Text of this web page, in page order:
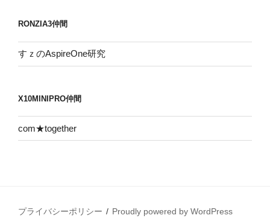
RONZIA3仲間
すｚのAspireOne研究
X10MINIPRO仲間
com★together
プライバシーポリシー Proudly powered by WordPress